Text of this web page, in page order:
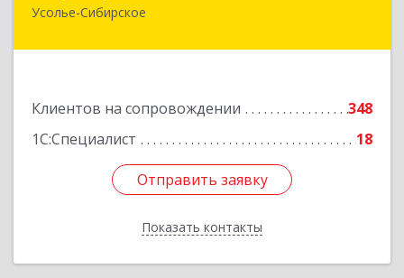
Усолье-Сибирское
Клиентов на сопровождении
348
1С:Специалист
18
Отправить заявку
Показать контакты
665451, Иркутская обл, Усолье-Сибирское г,
Отправить заявку
Назад